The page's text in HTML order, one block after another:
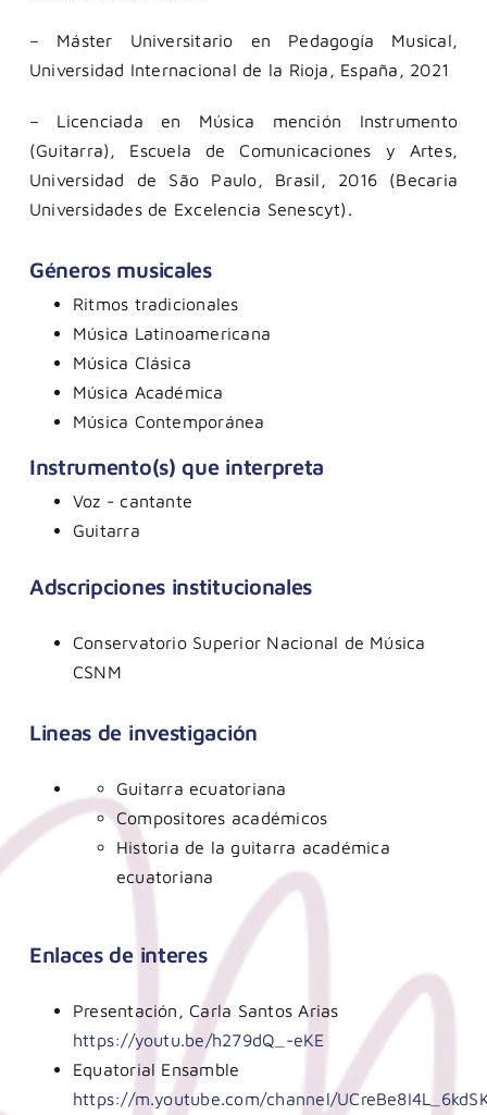
– Máster Universitario en Pedagogía Musical,
Universidad Internacional de la Rioja, España, 2021
– Licenciada en Música mención Instrumento
(Guitarra), Escuela de Comunicaciones y Artes,
Universidad de São Paulo, Brasil, 2016 (Becaria
Universidades de Excelencia Senescyt).
Géneros musicales
Ritmos tradicionales
Música Latinoamericana
Música Clásica
Música Académica
Música Contemporánea
Instrumento(s) que interpreta
Voz - cantante
Guitarra
Adscripciones institucionales
Conservatorio Superior Nacional de Música
CSNM
Lineas de investigación
Guitarra ecuatoriana
Compositores académicos
Historia de la guitarra académica
ecuatoriana
Enlaces de interes
Presentación, Carla Santos Arias
https://youtu.be/h279dQ_-eKE
Equatorial Ensamble
https://m.youtube.com/channel/